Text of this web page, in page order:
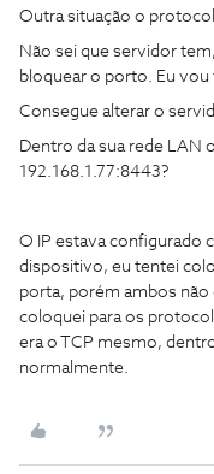
Outra situação o
Não sei que servidor
bloquear o porto. Eu vou
Consegue alterar o
Dentro da sua rede LAN
192.168.1.77:8443?
O IP estava configurado
dispositivo, eu tentei
porta, porém ambos
coloquei para os
era o TCP mesmo,
normalmente.